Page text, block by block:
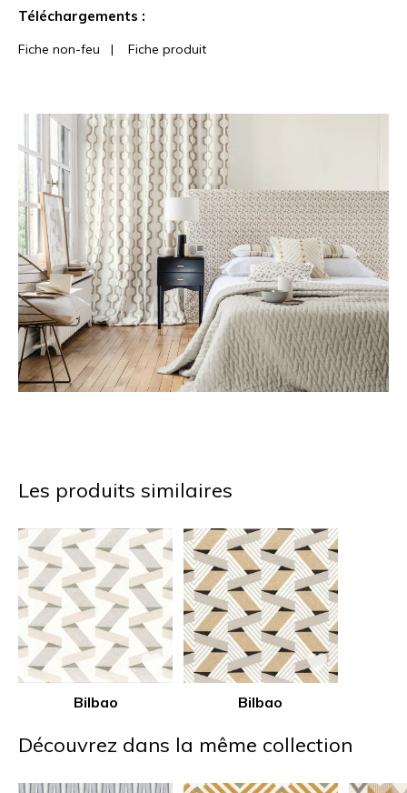
Téléchargements :
Fiche non-feu | Fiche produit
Les produits similaires
Bilbao Bilbao
Découvrez dans la même collection